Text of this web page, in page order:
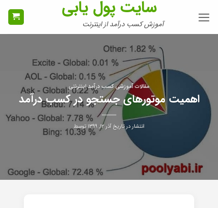
سایت پول یابی
آموزش کسب درآمد از اینترنت
مقالات آموزشی کسب درآمد اینترنتی
اهمیت موتورهای جستجو در کسب درآمد
انتشار در تاریخ آذر ۱۲, ۱۳۹۹ توسط